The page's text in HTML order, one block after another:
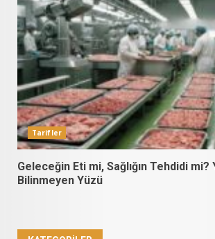
Tarifler
Geleceğin Eti mi, Sağlığın Tehdidi mi?
Bilinmeyen Yüzü